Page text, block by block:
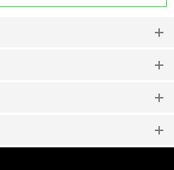
sıkma ile yıkayın.